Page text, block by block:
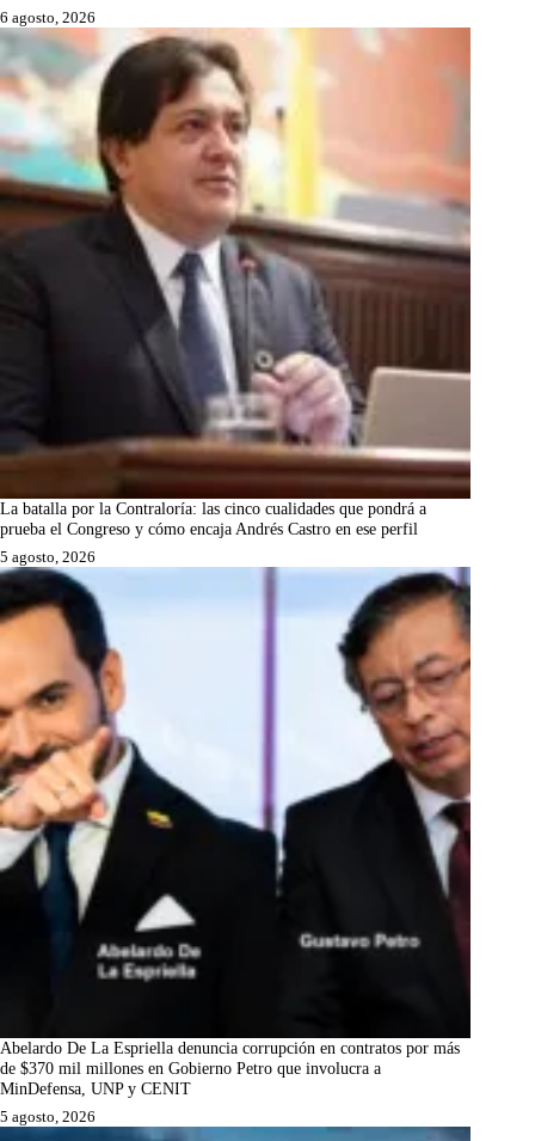
6 agosto, 2026
La batalla por la Contraloría: las cinco cualidades que pondrá a
prueba el Congreso y cómo encaja Andrés Castro en ese perfil
5 agosto, 2026
Abelardo De La Espriella denuncia corrupción en contratos por más
de $370 mil millones en Gobierno Petro que involucra a
MinDefensa, UNP y CENIT
5 agosto, 2026